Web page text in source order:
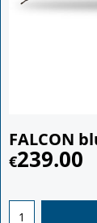
FALCON
€239.00